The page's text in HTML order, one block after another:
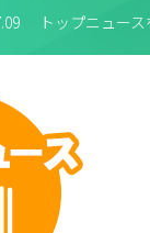
トップニュー
トップニュー
トップニュー